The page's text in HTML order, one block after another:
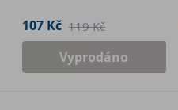
107 Kč 119 Kč
Vyprodáno